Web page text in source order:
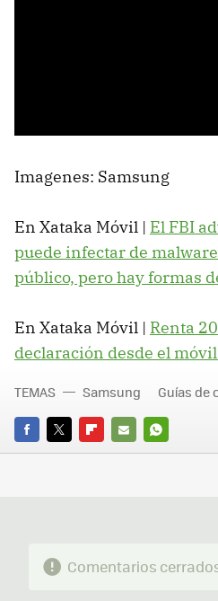
Imagenes: Samsung
En Xataka Móvil | El FBI
puede infectar de
público, pero hay formas
En Xataka Móvil | Renta
declaración desde el móvil
FACEBOOK
TWITTERFLIPBOARD
E-
WHATSAPP
TEMAS Samsung Guías de
Comentarios